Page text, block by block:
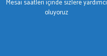
Mesai saatleri içinde sizlere yardımcı
oluyoruz